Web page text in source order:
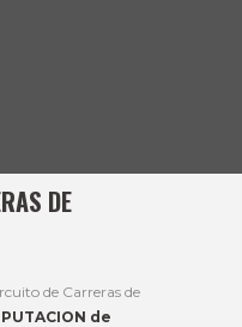
DE
de Carreras de
de